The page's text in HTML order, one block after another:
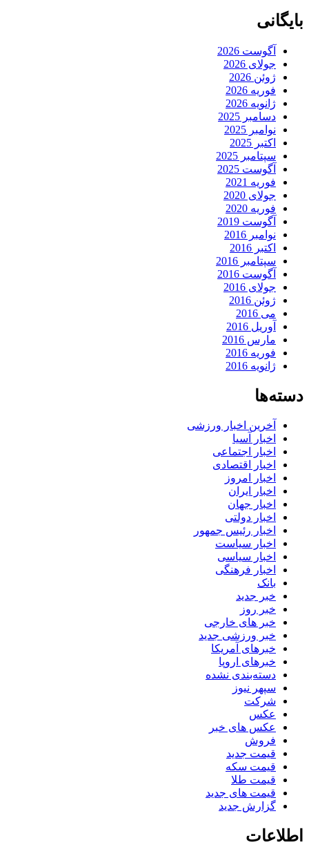
بایگانی
آگوست 2026
جولای 2026
ژوئن 2026
فوریه 2026
ژانویه 2026
دسامبر 2025
نوامبر 2025
اکتبر 2025
سپتامبر 2025
آگوست 2025
فوریه 2021
جولای 2020
فوریه 2020
آگوست 2019
نوامبر 2016
اکتبر 2016
سپتامبر 2016
آگوست 2016
جولای 2016
ژوئن 2016
می 2016
آوریل 2016
مارس 2016
فوریه 2016
ژانویه 2016
دسته‌ها
آخرین اخبار ورزشی
اخبار آسیا
اخبار اجتماعی
اخبار اقتصادی
اخبار امروز
اخبار ایران
اخبار جهان
اخبار دولتی
اخبار رئیس جمهور
اخبار سیاست
اخبار سیاسی
اخبار فرهنگی
بانک
خبر جدید
خبر روز
خبر های خارجی
خبر ورزشی جدید
خبرهای آمریکا
خبرهای اروپا
دسته‌بندی نشده
سپهر نیوز
شرکت
عکس
عکس های خبر
فروش
قیمت جدید
قیمت سکه
قیمت طلا
قیمت های جدید
گزارش جدید
اطلاعات